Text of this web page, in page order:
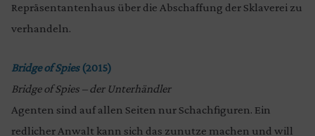
Repräsentantenhaus über die Abschaffung der Sklaverei zu
verhandeln.
Bridge of Spies(2015)
Bridge of Spies – der Unterhändler
Agenten sind auf allen Seiten nur Schachfiguren. Ein
redlicher Anwalt kann sich das zunutze machen und will